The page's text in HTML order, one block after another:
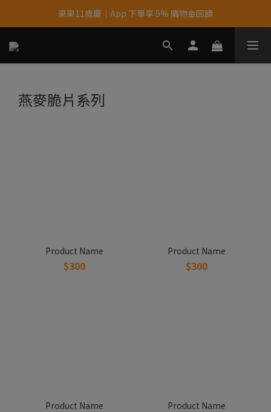
果果11歲慶｜App 下單享 5% 購物金回饋
果果11歲慶｜App 下單享 5% 購物金回饋
結帳輸入優惠代碼【gopower】享全單95折優惠！
果果11歲慶｜App 下單享 5% 購物金回饋
燕麥脆片系列
Product Name
$300
Product Name
$300
Product Name Product Name